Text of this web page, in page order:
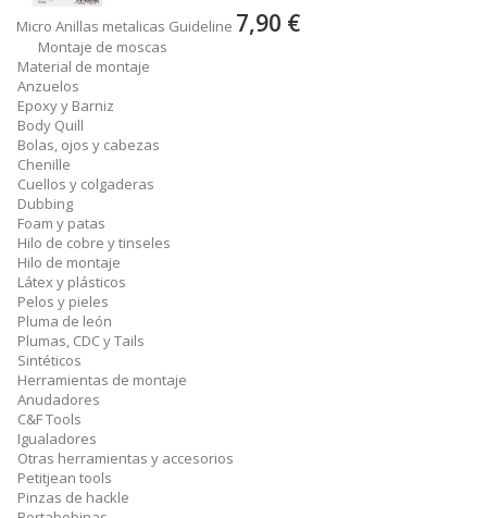
Micro Anillas metalicas Guideline 7,90 €
Montaje de moscas
Material de montaje
Anzuelos
Epoxy y Barniz
Body Quill
Bolas, ojos y cabezas
Chenille
Cuellos y colgaderas
Dubbing
Foam y patas
Hilo de cobre y tinseles
Hilo de montaje
Látex y plásticos
Pelos y pieles
Pluma de león
Plumas, CDC y Tails
Sintéticos
Herramientas de montaje
Anudadores
C&F Tools
Igualadores
Otras herramientas y accesorios
Petitjean tools
Pinzas de hackle